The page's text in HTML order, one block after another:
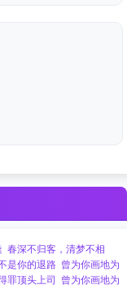
春深不归客，清梦不相
是你的退路 曾为你画地为
罪顶头上司
曾为你画地为